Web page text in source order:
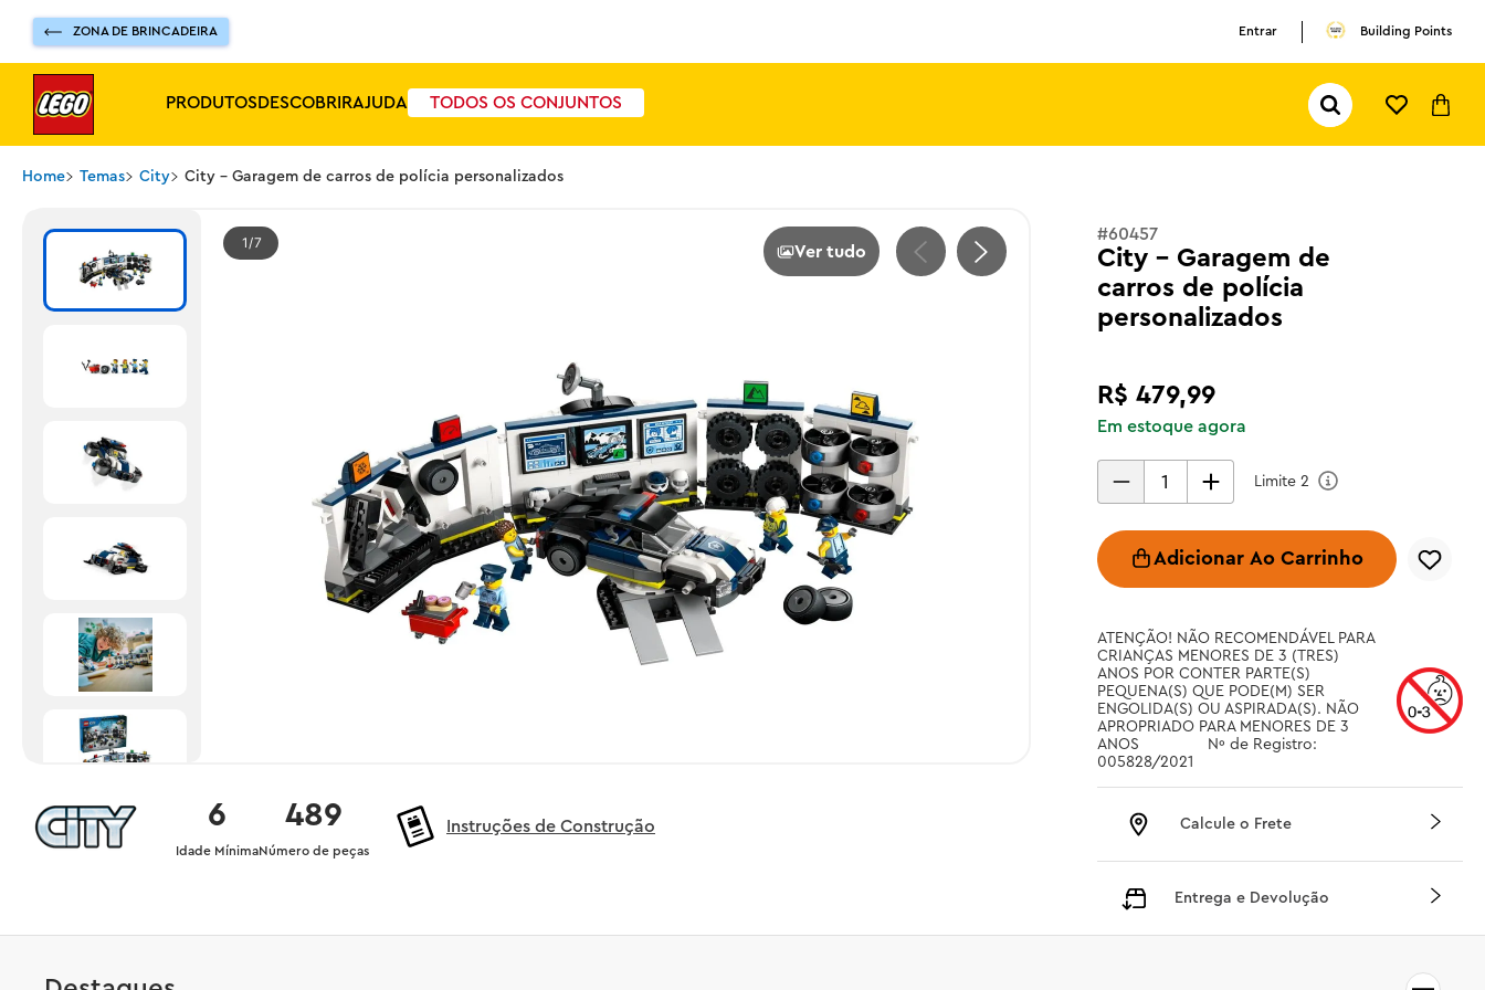
ZONA DE BRINCADEIRA Entrar Building Points
PRODUTOSDESCOBRIRAJUDA TODOS OS CONJUNTOS
Pesquisar...
Home Temas City City - Garagem de carros de polícia personalizados
1 7 Ver tudo
489
Número de peças
6
Idade Mínima
Instruções de Construção
#60457
City - Garagem de
carros de polícia
personalizados
R$ 479,99
Em estoque agora
Limite 2
Adicionar Ao Carrinho
ATENÇÃO! NÃO RECOMENDÁVEL PARA
CRIANÇAS MENORES DE 3 (TRES)
ANOS POR CONTER PARTE(S)
PEQUENA(S) QUE PODE(M) SER
ENGOLIDA(S) OU ASPIRADA(S). NÃO
APROPRIADO PARA MENORES DE 3
ANOS		 Nº de Registro:
005828/2021
Calcule o Frete
Entrega e Devolução
pokemon
ferrari